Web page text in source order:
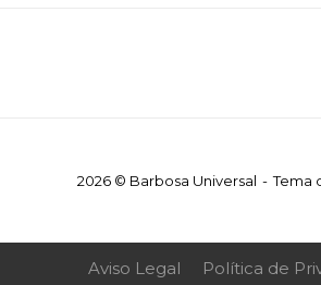
2026 © Barbosa Universal Tema
Aviso Legal Política de